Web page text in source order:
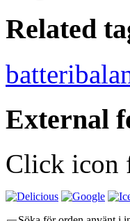
Related
External
Click icon